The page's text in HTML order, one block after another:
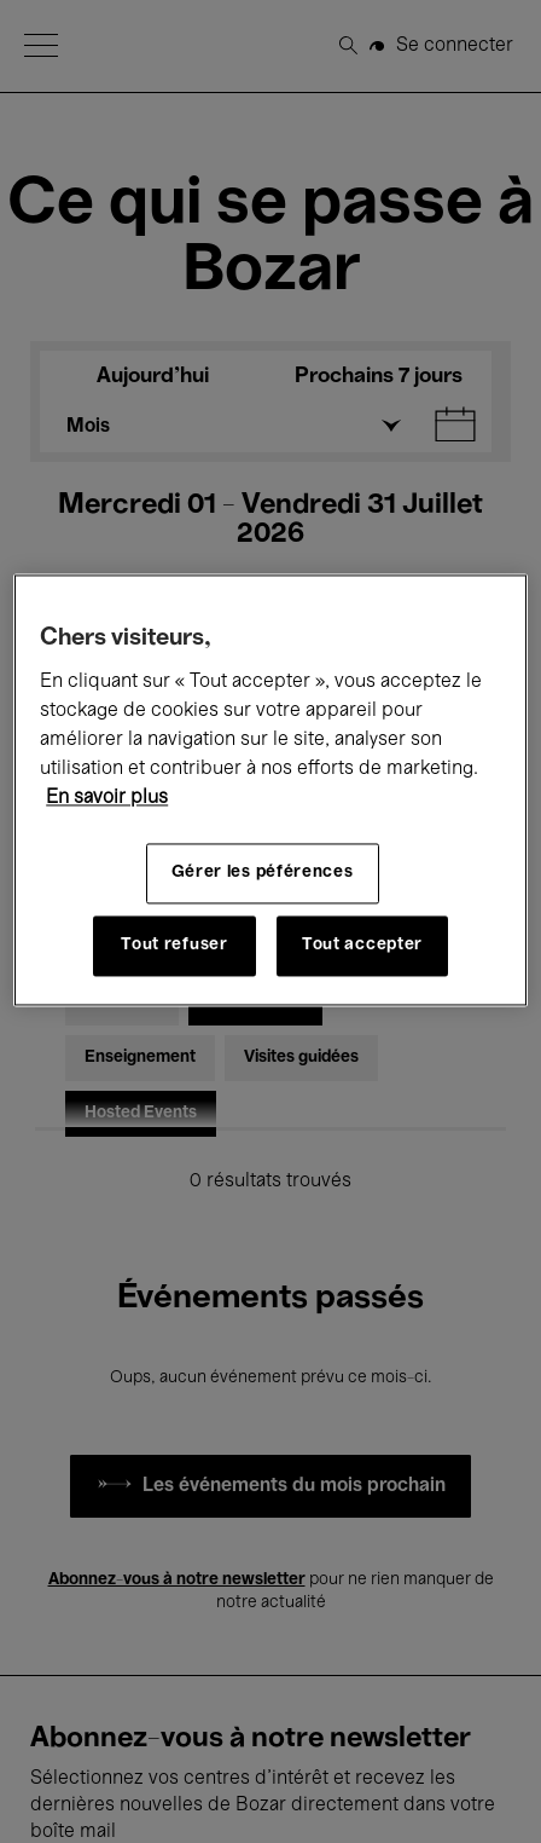
Open Menu
Rechercher
Se connecter
Ce qui se passe à
Bozar
Aujourd'hui Prochains 7 jours
Mois
Mercredi 01 - Vendredi 31 Juillet
2026
Tous les événements Concerts
Expositions Films Performances
Rencontres & Débats
Musique classique Global Music
Musique électronique
Pour tous Kids’ Palace
Enseignement Visites guidées
Hosted Events
0 résultats trouvés
Événements passés
Oups, aucun événement prévu ce mois-ci.
Les événements du mois prochain
Abonnez-vous à notre newsletterpour ne rien manquer de
notre actualité
Abonnez-vous à notre newsletter
Sélectionnez vos centres d'intérêt et recevez les
dernières nouvelles de Bozar directement dans votre
boîte mail
Chers visiteurs,
En cliquant sur « Tout accepter », vous acceptez le
stockage de cookies sur votre appareil pour
améliorer la navigation sur le site, analyser son
utilisation et contribuer à nos efforts de marketing.
En savoir plus
Gérer les péférences
Tout refuser Tout accepter